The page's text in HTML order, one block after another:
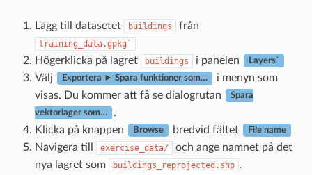
Lägg till datasetet buildings från
training_data.gpkg`
Högerklicka på lagret buildings i panelen Layers`
Välj Exportera ► Spara funktioner som…
i menyn som
visas. Du kommer att få se dialogrutan
Spara
vektorlager som…
.
Klicka på knappen
Browse bredvid fältet File name
Navigera till exercise_data/
och ange namnet på det
nya lagret som
buildings_reprojected.shp .